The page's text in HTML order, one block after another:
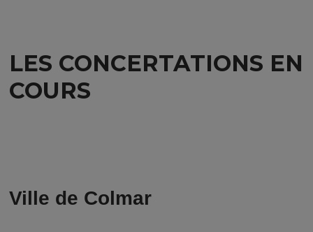
LES CONCERTATIONS EN
COURS
Ville de Colmar